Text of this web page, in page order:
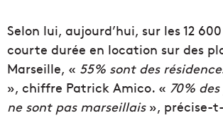
Selon lui, aujourd’hui, sur les 12
courte durée en location sur des
Marseille, « 55% sont des
», chiffre Patrick Amico. « 70%
ne sont pas marseillais», précise-